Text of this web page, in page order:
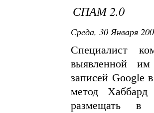
СПАМ 2.0
Среда, 30 Января
Специалист
выявленной им
записей Google
метод
размещать в